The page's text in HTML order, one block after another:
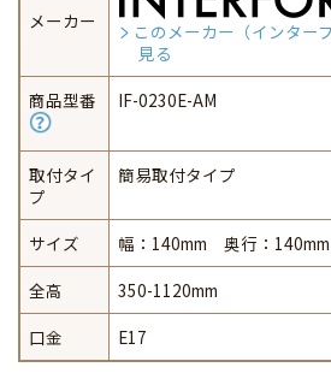
メーカー
このメーカー（インター
見る
商品型番
IF-0230E-AM
取付タイ
プ
簡易取付タイプ
サイズ
幅：140mm 奥行：
全高
350-1120mm
口金
E17